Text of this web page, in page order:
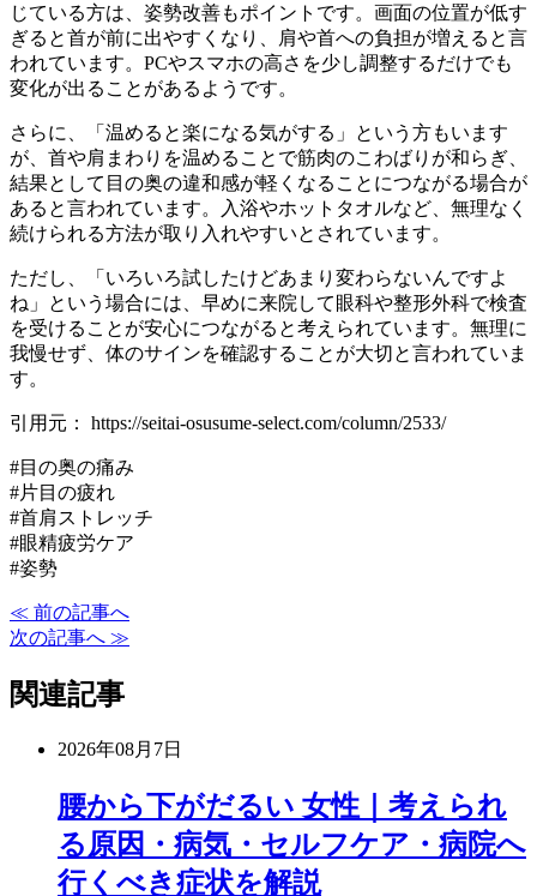
じている方は、姿勢改善もポイントです。画面の位置が低す
ぎると首が前に出やすくなり、肩や首への負担が増えると言
われています。PCやスマホの高さを少し調整するだけでも
変化が出ることがあるようです。
さらに、「温めると楽になる気がする」という方もいます
が、首や肩まわりを温めることで筋肉のこわばりが和らぎ、
結果として目の奥の違和感が軽くなることにつながる場合が
あると言われています。入浴やホットタオルなど、無理なく
続けられる方法が取り入れやすいとされています。
ただし、「いろいろ試したけどあまり変わらないんですよ
ね」という場合には、早めに来院して眼科や整形外科で検査
を受けることが安心につながると考えられています。無理に
我慢せず、体のサインを確認することが大切と言われていま
す。
引用元： https://seitai-osusume-select.com/column/2533/
#目の奥の痛み
#片目の疲れ
#首肩ストレッチ
#眼精疲労ケア
#姿勢
≪ 前の記事へ
次の記事へ ≫
関連記事
2026年08月7日
腰から下がだるい 女性｜考えられ
る原因・病気・セルフケア・病院へ
行くべき症状を解説